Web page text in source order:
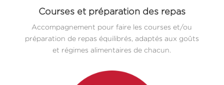
Courses et préparation des repas
Accompagnement pour faire les courses et/ou
préparation de repas équilibrés, adaptés aux goûts
et régimes alimentaires de chacun.